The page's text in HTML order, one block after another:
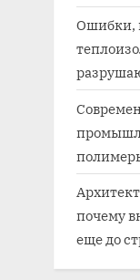
Ошибки,
почему
еще до